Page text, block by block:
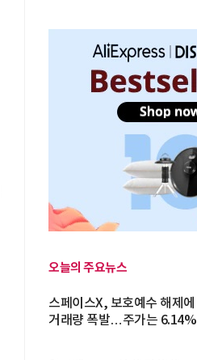
오늘의 주요뉴스
스페이스X, 보호예수 해제에
거래량 폭발…주가는 6.14%